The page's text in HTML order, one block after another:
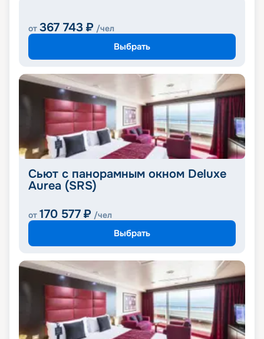
от 367 743 ₽ /чел
Выбрать
Сьют с панорамным окном Deluxe
Aurea (SRS)
от 170 577 ₽ /чел
Выбрать